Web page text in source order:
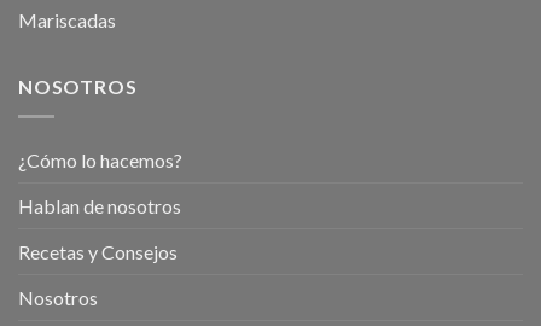
Mariscadas
NOSOTROS
¿Cómo lo hacemos?
Hablan de nosotros
Recetas y Consejos
Nosotros